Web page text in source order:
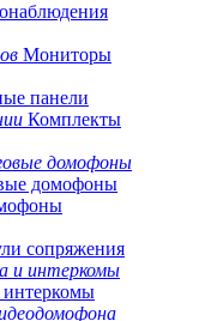
Мониторы
панели
Комплекты
домофоны
сопряжения
интеркомы